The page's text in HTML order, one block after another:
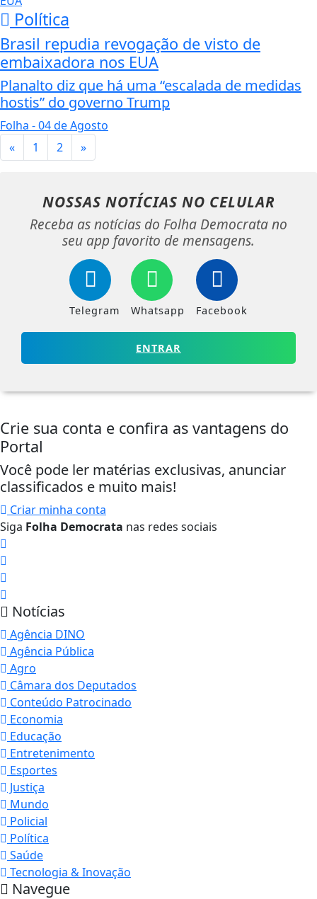
Política
Brasil repudia revogação de visto de
embaixadora nos EUA
Planalto diz que há uma “escalada de medidas
hostis” do governo Trump
Folha - 04 de Agosto
«
1 2 »
NOSSAS NOTÍCIAS NO CELULAR
Receba as notícias do Folha Democrata no
seu app favorito de mensagens.
Telegram Whatsapp Facebook
ENTRAR
Crie sua conta e confira as vantagens do
Portal
Você pode ler matérias exclusivas, anunciar
classificados e muito mais!
Criar minha conta
Siga Folha Democrata nas redes sociais
Notícias
Agência DINO
Agência Pública
Agro
Câmara dos Deputados
Conteúdo Patrocinado
Economia
Educação
Entretenimento
Esportes
Justiça
Mundo
Policial
Política
Saúde
Tecnologia & Inovação
Navegue